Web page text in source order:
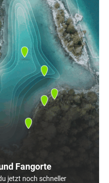
Fangorte
jetzt noch schneller